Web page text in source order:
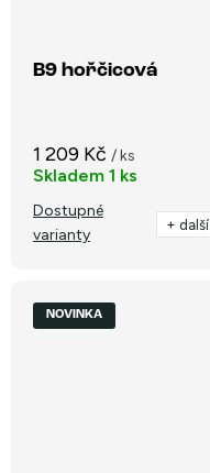
B9 hořčicová
1 209 Kč / ks
Skladem 1 ks
Dostupné
varianty
+ další
NOVINKA